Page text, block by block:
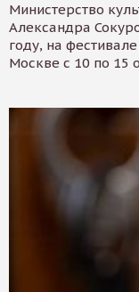
Министерство
Александра
году, на
Москве с 10 по 15